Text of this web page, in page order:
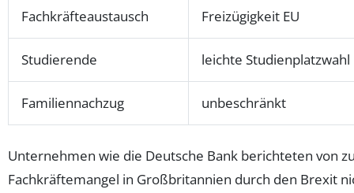
Fachkräfteaustausch Freizügigkeit EU
Studierende leichte Studienplatzwahl
Familiennachzug unbeschränkt
Unternehmen wie die Deutsche Bank berichteten von
Fachkräftemangel in Großbritannien durch den Brexit